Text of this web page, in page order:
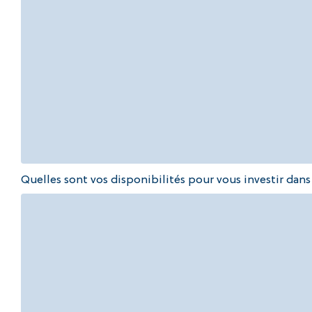
Quelles sont vos disponibilités pour vous investir dans